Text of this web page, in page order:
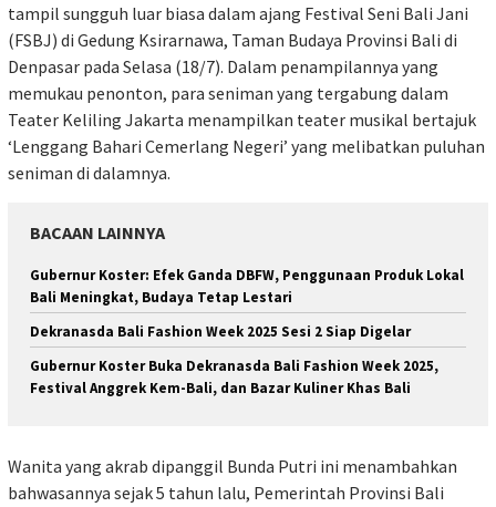
tampil sungguh luar biasa dalam ajang Festival Seni Bali Jani
(FSBJ) di Gedung Ksirarnawa, Taman Budaya Provinsi Bali di
Denpasar pada Selasa (18/7). Dalam penampilannya yang
memukau penonton, para seniman yang tergabung dalam
Teater Keliling Jakarta menampilkan teater musikal bertajuk
‘Lenggang Bahari Cemerlang Negeri’ yang melibatkan puluhan
seniman di dalamnya.
BACAAN LAINNYA
Gubernur Koster: Efek Ganda DBFW, Penggunaan Produk Lokal
Bali Meningkat, Budaya Tetap Lestari
Dekranasda Bali Fashion Week 2025 Sesi 2 Siap Digelar
Gubernur Koster Buka Dekranasda Bali Fashion Week 2025,
Festival Anggrek Kem-Bali, dan Bazar Kuliner Khas Bali
Wanita yang akrab dipanggil Bunda Putri ini menambahkan
bahwasannya sejak 5 tahun lalu, Pemerintah Provinsi Bali